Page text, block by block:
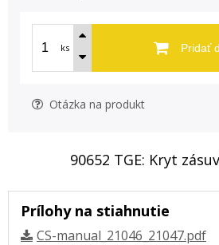
ks Pridať
Otázka na produkt
90652 TGE: Kryt
Prílohy na stiahnutie
CS-manual_21046_21047.pdf